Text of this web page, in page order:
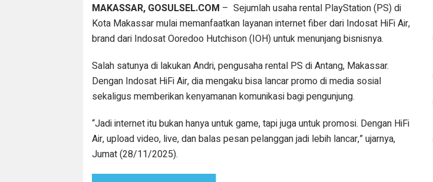
MAKASSAR, GOSULSEL.COM – Sejumlah usaha rental PlayStation (PS) di
Kota Makassar mulai memanfaatkan layanan internet fiber dari Indosat HiFi Air,
brand dari Indosat Ooredoo Hutchison (IOH) untuk menunjang bisnisnya.
Salah satunya di lakukan Andri, pengusaha rental PS di Antang, Makassar.
Dengan Indosat HiFi Air, dia mengaku bisa lancar promo di media sosial
sekaligus memberikan kenyamanan komunikasi bagi pengunjung.
“Jadi internet itu bukan hanya untuk game, tapi juga untuk promosi. Dengan HiFi
Air, upload video, live, dan balas pesan pelanggan jadi lebih lancar,” ujarnya,
Jumat (28/11/2025).